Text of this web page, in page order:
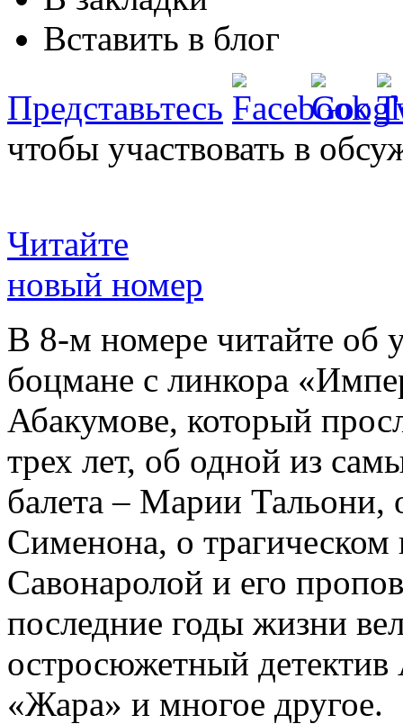
Вставить в блог
Представьтесь
чтобы участвовать в
Читайте
новый номер
В 8-м номере читайте об
боцмане с линкора
Абакумове, который
трех лет, об одной из
балета – Марии
Сименона, о трагическом
Савонаролой и его
последние годы жизни
остросюжетный детектив
«Жара» и многое другое.